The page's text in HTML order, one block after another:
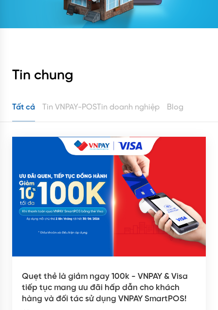
Tin chung
Tất cả Tin VNPAY-POSTin doanh nghiệp Blog
Quẹt thẻ là giảm ngay 100k - VNPAY & Visa
tiếp tục mang ưu đãi hấp dẫn cho khách
hàng và đối tác sử dụng VNPAY SmartPOS!